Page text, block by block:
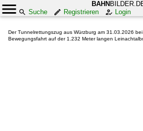
BAHN
Suche
Registrieren Login
Der Tunnelrettungszug aus Würzburg am 31.03.2026
Bewegungsfahrt auf der 1.232 Meter langen